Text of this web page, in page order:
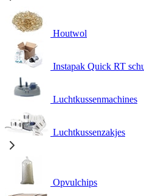
Houtwol
Instapak Quick RT
Luchtkussenmachines
Luchtkussenzakjes
Opvulchips